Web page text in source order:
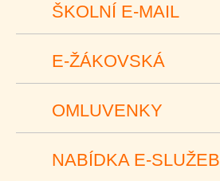
ŠKOLNÍ E-MAIL
E-ŽÁKOVSKÁ
OMLUVENKY
NABÍDKA E-SLUŽEB